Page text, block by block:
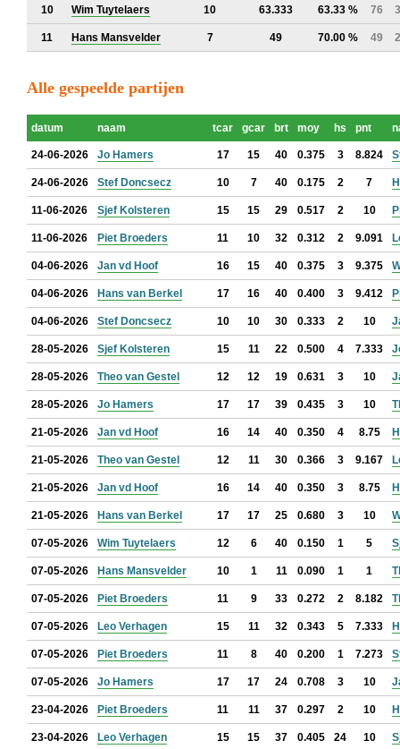
10 Wim Tuytelaers 10 63.333 63.33 % 76
11 Hans Mansvelder 7 49 70.00 % 49
Alle gespeelde partijen
datum naam tcar gcar brt moy hs pnt
24-06-2026 Jo Hamers 17 15 40 0.375 3 8.824
24-06-2026 Stef Doncsecz 10 7 40 0.175 2 7
11-06-2026 Sjef Kolsteren 15 15 29 0.517 2 10
11-06-2026 Piet Broeders 11 10 32 0.312 2 9.091
04-06-2026 Jan vd Hoof 16 15 40 0.375 3 9.375
04-06-2026 Hans van Berkel 17 16 40 0.400 3 9.412
04-06-2026 Stef Doncsecz 10 10 30 0.333 2 10
28-05-2026 Sjef Kolsteren 15 11 22 0.500 4 7.333
28-05-2026 Theo van Gestel 12 12 19 0.631 3 10
28-05-2026 Jo Hamers 17 17 39 0.435 3 10
21-05-2026 Jan vd Hoof 16 14 40 0.350 4 8.75
21-05-2026 Theo van Gestel 12 11 30 0.366 3 9.167
21-05-2026 Jan vd Hoof 16 14 40 0.350 3 8.75
21-05-2026 Hans van Berkel 17 17 25 0.680 3 10
07-05-2026 Wim Tuytelaers 12 6 40 0.150 1 5
07-05-2026 Hans Mansvelder 10 1 11 0.090 1 1
07-05-2026 Piet Broeders 11 9 33 0.272 2 8.182
07-05-2026 Leo Verhagen 15 11 32 0.343 5 7.333
07-05-2026 Piet Broeders 11 8 40 0.200 1 7.273
07-05-2026 Jo Hamers 17 17 24 0.708 3 10
23-04-2026 Piet Broeders 11 11 37 0.297 2 10
23-04-2026 Leo Verhagen 15 15 37 0.405 24 10